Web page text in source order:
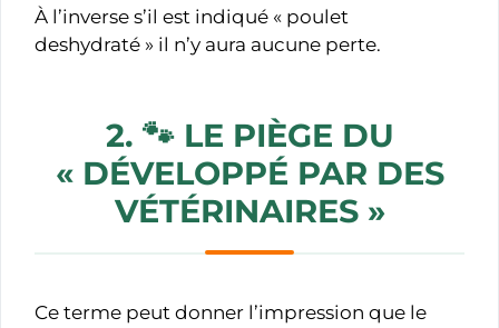
À l’inverse s’il est indiqué « poulet
deshydraté » il n’y aura aucune perte.
2. 🐾 LE PIÈGE DU
« DÉVELOPPÉ PAR DES
VÉTÉRINAIRES »
Ce terme peut donner l’impression que le